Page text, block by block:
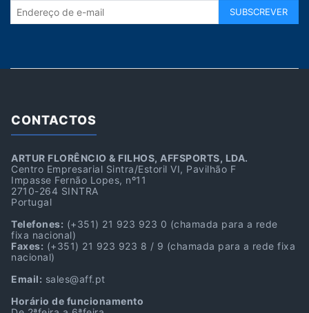
CONTACTOS
ARTUR FLORÊNCIO & FILHOS, AFFSPORTS, LDA.
Centro Empresarial Sintra/Estoril VI, Pavilhão F
Impasse Fernão Lopes, nº11
2710-264 SINTRA
Portugal
Telefones: (+351) 21 923 923 0 (chamada para a rede
fixa nacional)
Faxes: (+351) 21 923 923 8 / 9 (chamada para a rede fixa
nacional)
Email: sales@aff.pt
Horário de funcionamento